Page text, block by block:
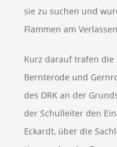
sie zu suchen und
Flammen am
Kurz darauf trafen die
Bernterode und
des DRK an der
der Schulleiter den
Eckardt, über die